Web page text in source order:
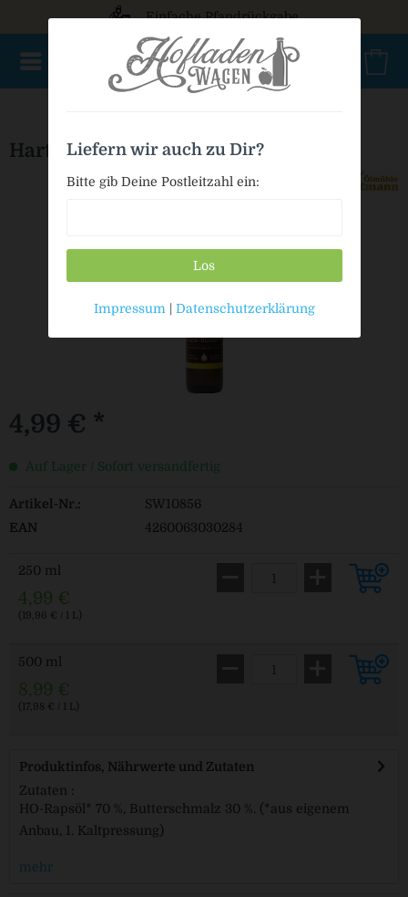
Einfache Pfandrückgabe
Hartmann Butter-Rapsöl
4,99 € *
Auf Lager / Sofort versandfertig
Artikel-Nr.:
SW10856
EAN
4260063030284
250 ml
4,99 €
(19,96 € / 1 L)
500 ml
8,99 €
(17,98 € / 1 L)
Produktinfos, Nährwerte und Zutaten
Zutaten :
HO-Rapsöl* 70 %, Butterschmalz 30 %. (*aus eigenem
Anbau, 1. Kaltpressung)
mehr
Liefern wir auch zu Dir?
Bitte gib Deine Postleitzahl ein:
Los
Impressum | Datenschutzerklärung